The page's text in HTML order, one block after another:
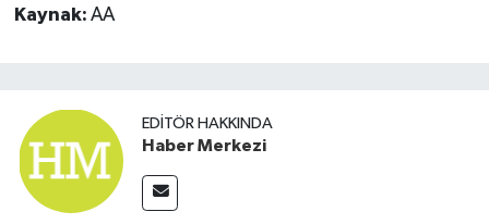
Kaynak: AA
EDITÖR HAKKINDA
Haber Merkezi